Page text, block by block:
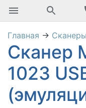
Главная →
Сканер
1023